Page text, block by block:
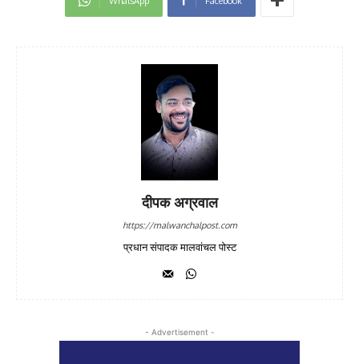
दीपक अग्रवाल
https://malwanchalpost.com
प्रधान संपादक मालवांचल पोस्ट
- Advertisement -